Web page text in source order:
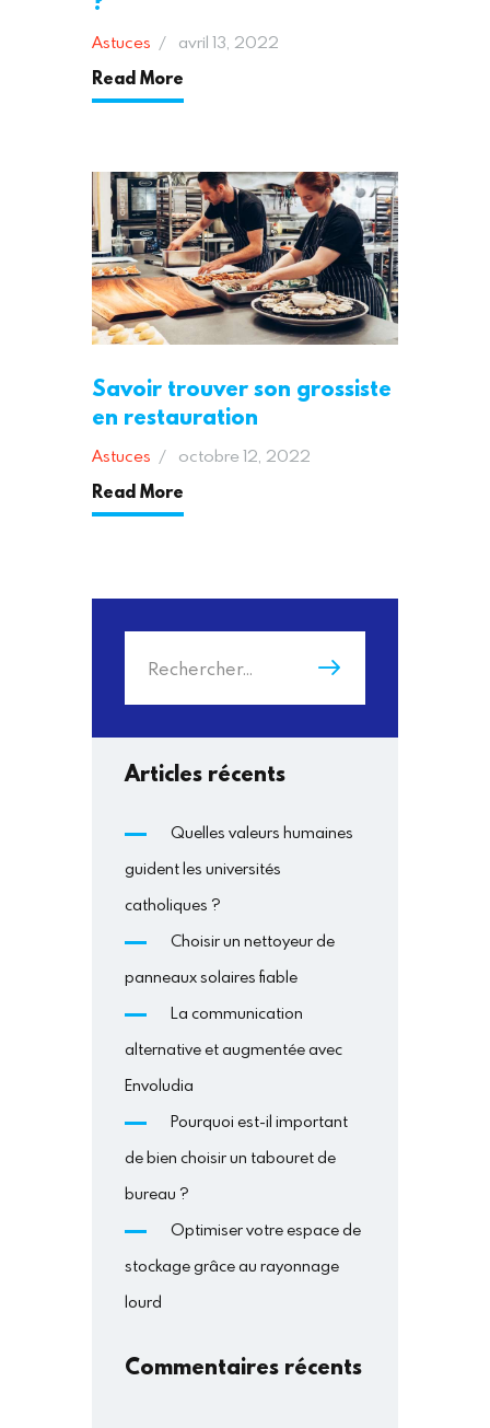
Astuces avril 13, 2022
Read More
Savoir trouver son grossiste
en restauration
Astuces octobre 12, 2022
Read More
Articles récents
Quelles valeurs humaines
guident les universités
catholiques ?
Choisir un nettoyeur de
panneaux solaires fiable
La communication
alternative et augmentée avec
Envoludia
Pourquoi est-il important
de bien choisir un tabouret de
bureau ?
Optimiser votre espace de
stockage grâce au rayonnage
lourd
Commentaires récents